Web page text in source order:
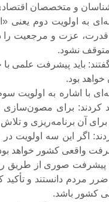
و متخصصان
به اولویت دوم یعنی
قدرت، عزت و مرجعیت را
نشود.
باید پیشرفت علمی با
خواهد بود.
با اشاره به اولویت
کردند: برای مصون‌سازی
آن برنامه‌ریزی و
اگر این سه اولویت
واقعی کشور خواهد
پیشرفت صوری از طریق
مردم دانستند و
کشور باشد.